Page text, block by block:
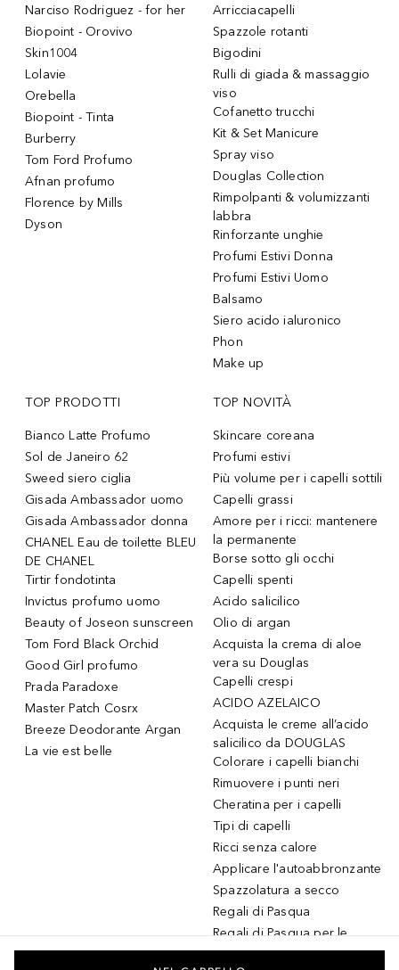
Narciso Rodriguez - for her
Biopoint - Orovivo
Skin1004
Lolavie
Orebella
Biopoint - Tinta
Burberry
Tom Ford Profumo
Afnan profumo
Florence by Mills
Dyson
Arricciacapelli
Spazzole rotanti
Bigodini
Rulli di giada & massaggio
viso
Cofanetto trucchi
Kit & Set Manicure
Spray viso
Douglas Collection
Rimpolpanti & volumizzanti
labbra
Rinforzante unghie
Profumi Estivi Donna
Profumi Estivi Uomo
Balsamo
Siero acido ialuronico
Phon
Make up
TOP PRODOTTI
Bianco Latte Profumo
Sol de Janeiro 62
Sweed siero ciglia
Gisada Ambassador uomo
Gisada Ambassador donna
CHANEL Eau de toilette BLEU
DE CHANEL
Tirtir fondotinta
Invictus profumo uomo
Beauty of Joseon sunscreen
Tom Ford Black Orchid
Good Girl profumo
Prada Paradoxe
Master Patch Cosrx
Breeze Deodorante Argan
La vie est belle
TOP NOVITÀ
Skincare coreana
Profumi estivi
Più volume per i capelli sottili
Capelli grassi
Amore per i ricci: mantenere
la permanente
Borse sotto gli occhi
Capelli spenti
Acido salicilico
Olio di argan
Acquista la crema di aloe
vera su Douglas
Capelli crespi
ACIDO AZELAICO
Acquista le creme all’acido
salicilico da DOUGLAS
Colorare i capelli bianchi
Rimuovere i punti neri
Cheratina per i capelli
Tipi di capelli
Ricci senza calore
Applicare l'autoabbronzante
Spazzolatura a secco
Regali di Pasqua
Regali di Pasqua per le
donne